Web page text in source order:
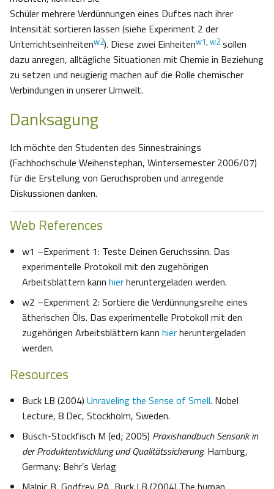
Schüler mehrere Verdünnungen eines Duftes nach ihrer
Intensität sortieren lassen (siehe Experiment 2 der
Unterrichtseinheitenw2). Diese zwei Einheitenw1, w2sollen
dazu anregen, alltägliche Situationen mit Chemie in Beziehung
zu setzen und neugierig machen auf die Rolle chemischer
Verbindungen in unserer Umwelt.
Danksagung
Ich möchte den Studenten des Sinnestrainings
(Fachhochschule Weihenstephan, Wintersemester 2006/07)
für die Erstellung von Geruchsproben und anregende
Diskussionen danken.
Web References
w1 –Experiment 1: Teste Deinen Geruchssinn. Das
experimentelle Protokoll mit den zugehörigen
Arbeitsblättern kann hierheruntergeladen werden.
w2 –Experiment 2: Sortiere die Verdünnungsreihe eines
ätherischen Öls. Das experimentelle Protokoll mit den
zugehörigen Arbeitsblättern kann hierheruntergeladen
werden.
Resources
Buck LB (2004) Unraveling the Sense of Smell. Nobel
Lecture, 8 Dec, Stockholm, Sweden.
Busch-Stockfisch M (ed; 2005) Praxishandbuch Sensorik in
der Produktentwicklung und Qualitätssicherung. Hamburg,
Germany: Behr’s Verlag